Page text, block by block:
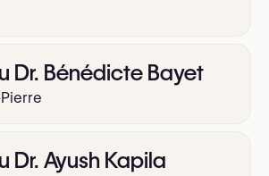
Dr. Bénédicte Bayet
Dr. Ayush Kapila